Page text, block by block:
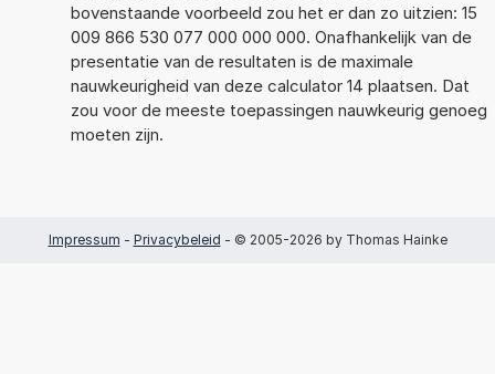
bovenstaande voorbeeld zou het er dan zo uitzien: 15
009 866 530 077 000 000 000. Onafhankelijk van de
presentatie van de resultaten is de maximale
nauwkeurigheid van deze calculator 14 plaatsen. Dat
zou voor de meeste toepassingen nauwkeurig genoeg
moeten zijn.
Impressum - Privacybeleid - © 2005-2026 by Thomas Hainke